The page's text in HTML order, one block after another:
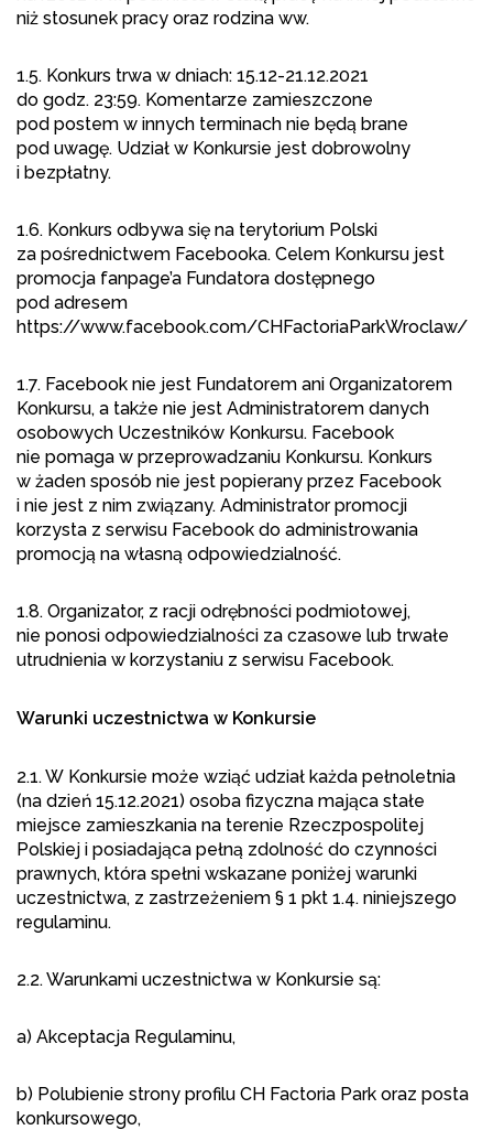
niż stosunek pracy oraz rodzina ww.
1.5. Konkurs trwa w dniach: 15.12-21.12.2021
do godz. 23:59. Komentarze zamieszczone
pod postem w innych terminach nie będą brane
pod uwagę. Udział w Konkursie jest dobrowolny
i bezpłatny.
1.6. Konkurs odbywa się na terytorium Polski
za pośrednictwem Facebooka. Celem Konkursu jest
promocja fanpage’a Fundatora dostępnego
pod adresem
https://www.facebook.com/CHFactoriaParkWroclaw/
1.7. Facebook nie jest Fundatorem ani Organizatorem
Konkursu, a także nie jest Administratorem danych
osobowych Uczestników Konkursu. Facebook
nie pomaga w przeprowadzaniu Konkursu. Konkurs
w żaden sposób nie jest popierany przez Facebook
i nie jest z nim związany. Administrator promocji
korzysta z serwisu Facebook do administrowania
promocją na własną odpowiedzialność.
1.8. Organizator, z racji odrębności podmiotowej,
nie ponosi odpowiedzialności za czasowe lub trwałe
utrudnienia w korzystaniu z serwisu Facebook.
Warunki uczestnictwa w Konkursie
2.1. W Konkursie może wziąć udział każda pełnoletnia
(na dzień 15.12.2021) osoba fizyczna mająca stałe
miejsce zamieszkania na terenie Rzeczpospolitej
Polskiej i posiadająca pełną zdolność do czynności
prawnych, która spełni wskazane poniżej warunki
uczestnictwa, z zastrzeżeniem § 1 pkt 1.4. niniejszego
regulaminu.
2.2. Warunkami uczestnictwa w Konkursie są:
a) Akceptacja Regulaminu,
b) Polubienie strony profilu CH Factoria Park oraz posta
konkursowego,